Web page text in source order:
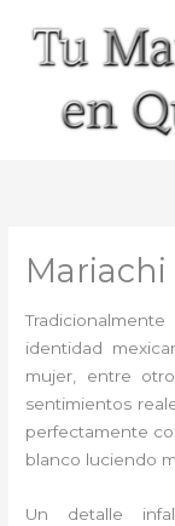
contenido
Mariachi
identidad
mujer, entre
sentimientos
perfectamente
blanco luciendo
Un detalle